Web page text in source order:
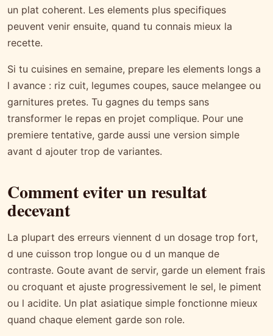
un plat coherent. Les elements plus specifiques
peuvent venir ensuite, quand tu connais mieux la
recette.
Si tu cuisines en semaine, prepare les elements longs a
l avance : riz cuit, legumes coupes, sauce melangee ou
garnitures pretes. Tu gagnes du temps sans
transformer le repas en projet complique. Pour une
premiere tentative, garde aussi une version simple
avant d ajouter trop de variantes.
Comment eviter un resultat
decevant
La plupart des erreurs viennent d un dosage trop fort,
d une cuisson trop longue ou d un manque de
contraste. Goute avant de servir, garde un element frais
ou croquant et ajuste progressivement le sel, le piment
ou l acidite. Un plat asiatique simple fonctionne mieux
quand chaque element garde son role.